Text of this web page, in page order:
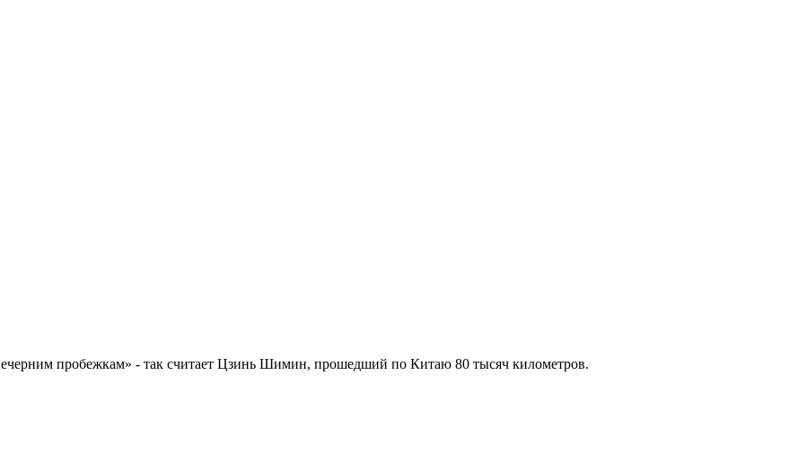
пробежкам» - так считает Цзинь Шимин, прошедший по Китаю 80 тысяч километров.